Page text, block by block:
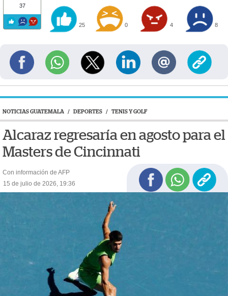
37
25 0 4 8
NOTICIAS GUATEMALA / DEPORTES / TENIS Y GOLF
Alcaraz regresaría en agosto para el
Masters de Cincinnati
Con información de AFP
15 de julio de 2026, 19:36